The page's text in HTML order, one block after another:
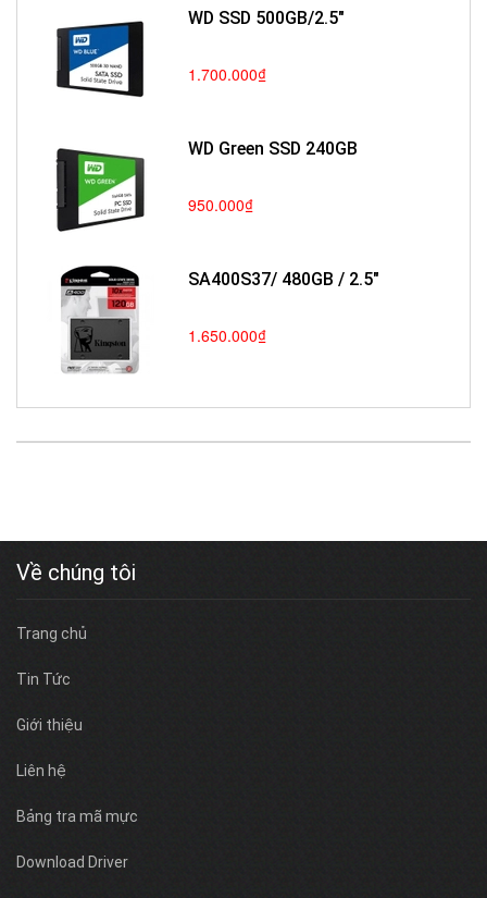
WD SSD 500GB/2.5"
1.700.000₫
WD Green SSD 240GB
950.000₫
SA400S37/ 480GB / 2.5"
1.650.000₫
Về chúng tôi
Trang chủ
Tin Tức
Giới thiệu
Liên hệ
Bảng tra mã mực
Download Driver